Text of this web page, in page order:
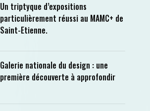
Un triptyque d’expositions
particulièrement réussi au MAMC+ de
Saint-Etienne.
Galerie nationale du design : une
première découverte à approfondir